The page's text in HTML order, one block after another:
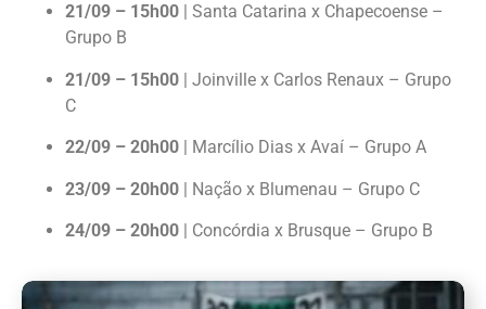
21/09 – 15h00 | Santa Catarina x Chapecoense –
Grupo B
21/09 – 15h00 | Joinville x Carlos Renaux – Grupo
C
22/09 – 20h00 | Marcílio Dias x Avaí – Grupo A
23/09 – 20h00 | Nação x Blumenau – Grupo C
24/09 – 20h00 | Concórdia x Brusque – Grupo B